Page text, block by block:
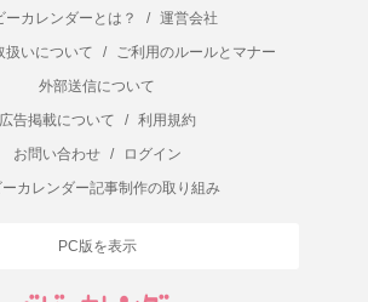
ーカレンダーとは？ /
運営会社
扱いについて
/
ご利用のルールとマナー
外部送信について
広告掲載について
/
利用規約
お問い合わせ
/
ログイン
カレンダー記事制作の取り組み
PC版を表示